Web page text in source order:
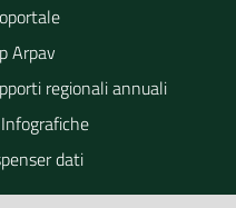
Arpav
regionali annuali
dati